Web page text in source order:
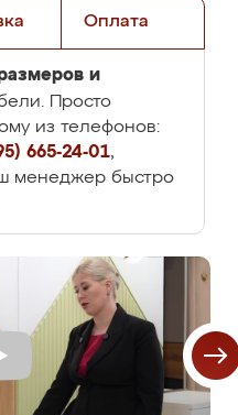
Оплата
и
Просто
из телефонов:
665-24-01,
менеджер быстро